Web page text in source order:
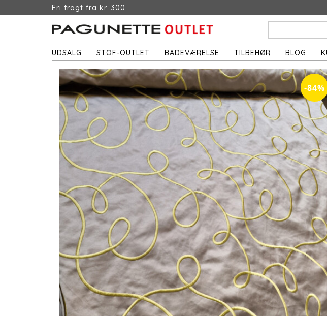
Fri fragt fra kr. 300.
UDSALG STOF-OUTLET BADEVÆRELSE TILBEHØR BLOG
-84%